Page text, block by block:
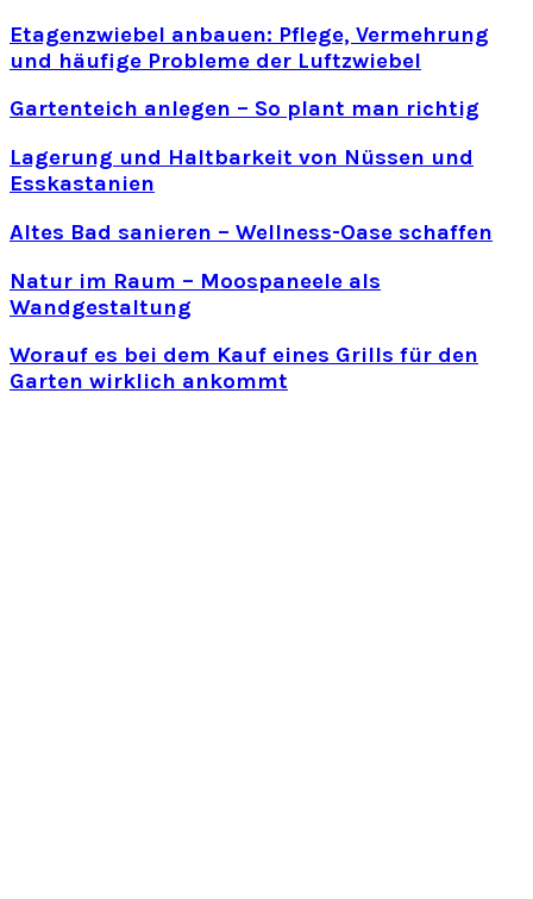
Etagenzwiebel anbauen: Pflege, Vermehrung
und häufige Probleme der Luftzwiebel
Gartenteich anlegen – So plant man richtig
Lagerung und Haltbarkeit von Nüssen und
Esskastanien
Altes Bad sanieren – Wellness-Oase schaffen
Natur im Raum – Moospaneele als
Wandgestaltung
Worauf es bei dem Kauf eines Grills für den
Garten wirklich ankommt